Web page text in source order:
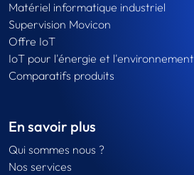
Matériel informatique industriel
Supervision Movicon
Offre IoT
IoT pour l'énergie et l'environnement
Comparatifs produits
En savoir plus
Qui sommes nous ?
Nos services